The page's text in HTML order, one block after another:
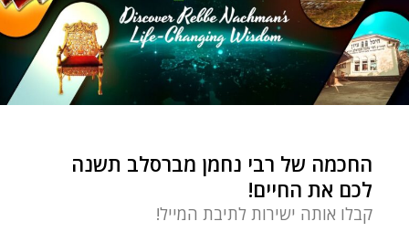
Yehudis in her own words: When I
first began learning Rebbe
Nachman’s teachings with my
husband and other teachers, I felt
the personal and vital relationship
with G-d that I’d always sought.
Today, a large part of my
החכמה של רבי נחמן מברסלב תשנה
לכם את החיים!
קבלו אותה ישירות לתיבת המייל!